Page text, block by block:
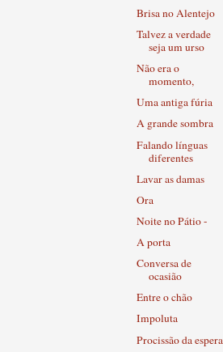
Brisa no Alentejo
Talvez a verdade
seja um urso
Não era o
momento,
Uma antiga fúria
A grande sombra
Falando línguas
diferentes
Lavar as damas
Ora
Noite no Pátio -
A porta
Conversa de
ocasião
Entre o chão
Impoluta
Procissão da espera